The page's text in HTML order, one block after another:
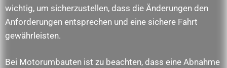
wichtig, um sicherzustellen, dass die Änderungen den
Anforderungen entsprechen und eine sichere Fahrt
gewährleisten.
Bei Motorumbauten ist zu beachten, dass eine Abnahme